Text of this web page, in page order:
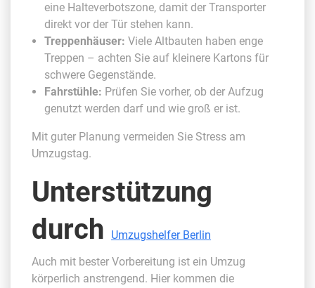
eine Halteverbotszone, damit der Transporter
direkt vor der Tür stehen kann.
Treppenhäuser: Viele Altbauten haben enge
Treppen – achten Sie auf kleinere Kartons für
schwere Gegenstände.
Fahrstühle: Prüfen Sie vorher, ob der Aufzug
genutzt werden darf und wie groß er ist.
Mit guter Planung vermeiden Sie Stress am
Umzugstag.
Unterstützung
durch
Umzugshelfer Berlin
Auch mit bester Vorbereitung ist ein Umzug
körperlich anstrengend. Hier kommen die